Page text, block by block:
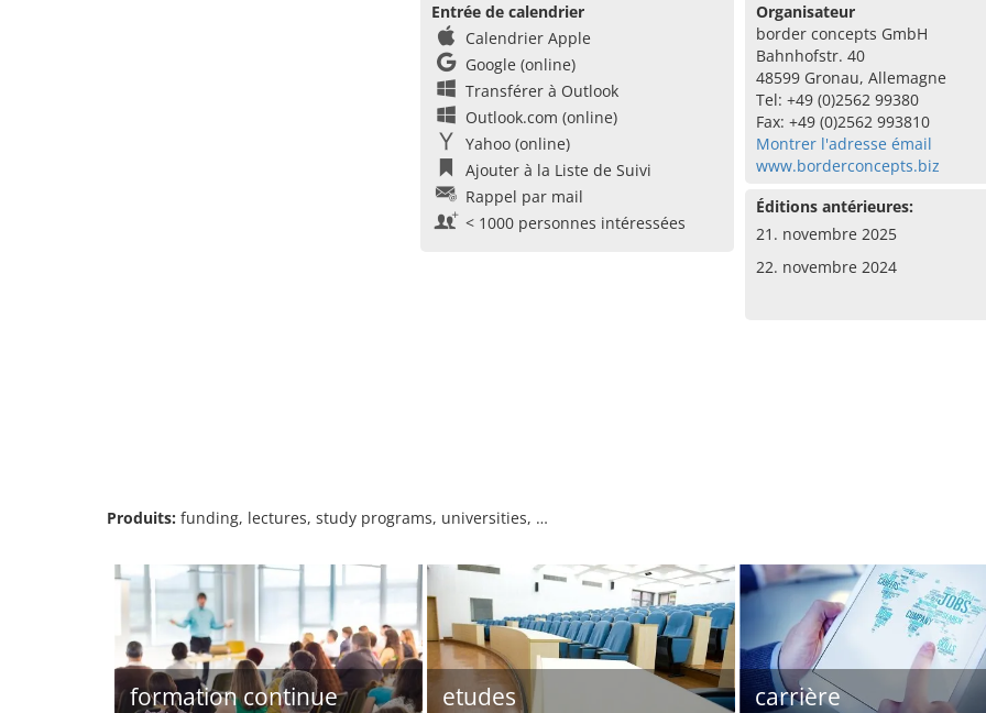
Entrée de calendrier
Calendrier Apple
Google (online)
Transférer à Outlook
Outlook.com (online)
Yahoo (online)
Ajouter à la Liste de Suivi
Rappel par mail
< 1000 personnes intéressées
Organisateur
border concepts GmbH
Bahnhofstr. 40
48599 Gronau, Allemagne
Tel: +49 (0)2562 99380
Fax: +49 (0)2562 993810
Montrer l'adresse émail
www.borderconcepts.biz
Éditions antérieures:
21. novembre 2025
22. novembre 2024
Produits: funding, lectures, study programs, universities, …
formation continue etudes carrière